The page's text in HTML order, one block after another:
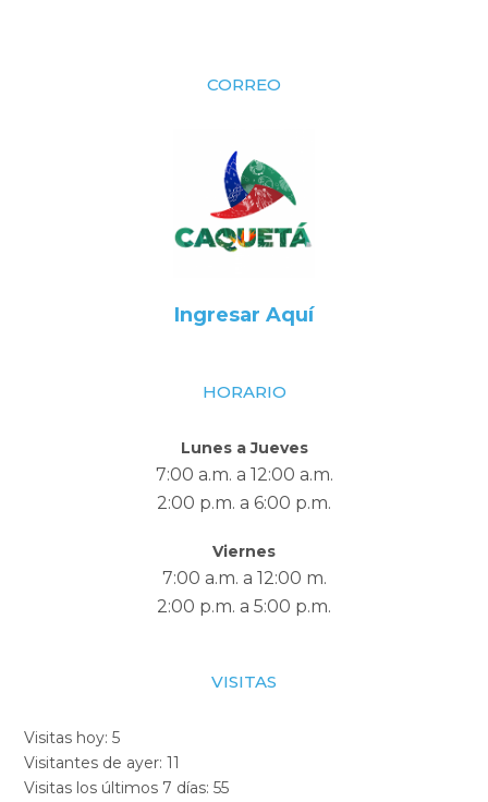
CORREO
Ingresar Aquí
HORARIO
Lunes a Jueves
7:00 a.m. a 12:00 a.m.
2:00 p.m. a 6:00 p.m.
Viernes
7:00 a.m. a 12:00 m.
2:00 p.m. a 5:00 p.m.
VISITAS
Visitas hoy:5
Visitantes de ayer:11
Visitas los últimos 7 días:55